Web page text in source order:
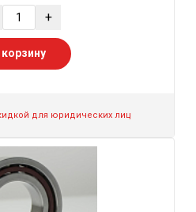
+
корзину
для юридических лиц